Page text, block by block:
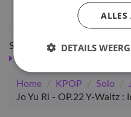
Shop meer
SALE
Home / KPOP / Solo /
Jo Yu Ri - OP.22 Y-Waltz :
ALLES
DETAILS